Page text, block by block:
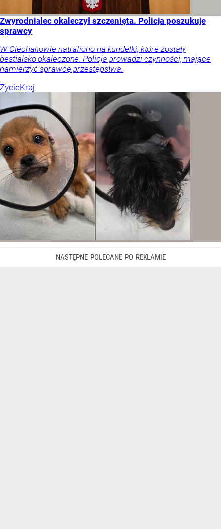
Zwyrodnialec okaleczył szczenięta. Policja poszukuje
sprawcy
W Ciechanowie natrafiono na kundelki, które zostały
bestialsko okaleczone. Policja prowadzi czynności, mające
namierzyć sprawcę przestępstwa.
ŻycieKraj